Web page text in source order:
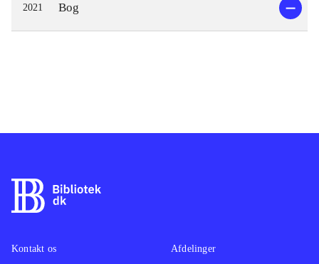
2021 Bog
Kontakt os
Afdelinger